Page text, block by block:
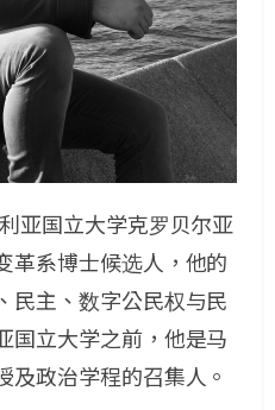
亚国立大学克罗贝尔亚
革系博士候选人，他的
民主、数字公民权与民
国立大学之前，他是马
及政治学程的召集人。